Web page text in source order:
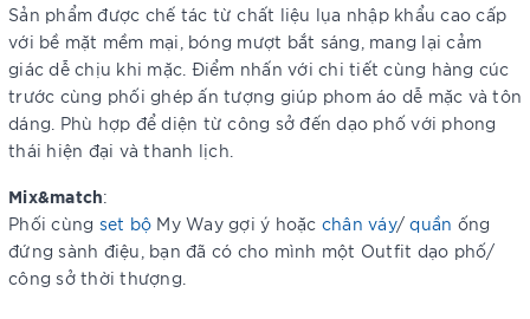
Sản phẩm được chế tác từ chất liệu lụa nhập khẩu cao cấp
với bề mặt mềm mại, bóng mượt bắt sáng, mang lại cảm
giác dễ chịu khi mặc. Điểm nhấn với chi tiết cùng hàng cúc
trước cùng phối ghép ấn tượng giúp phom áo dễ mặc và tôn
dáng. Phù hợp để diện từ công sở đến dạo phố với phong
thái hiện đại và thanh lịch.
Mix&match:
Phối cùng set bộ My Way gợi ý hoặc chân váy/quần ống
đứng sành điệu, bạn đã có cho mình một Outfit dạo phố/
công sở thời thượng.